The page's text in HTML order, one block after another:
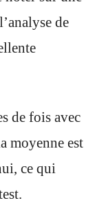
de
de fois avec
moyenne est
ce qui